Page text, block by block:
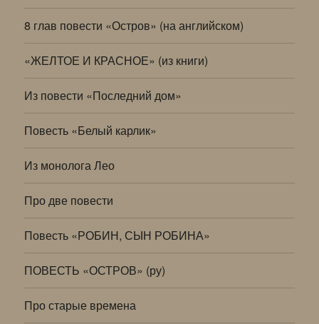
8 глав повести «Остров» (на английском)
«ЖЕЛТОЕ И КРАСНОЕ» (из книги)
Из повести «Последний дом»
Повесть «Белый карлик»
Из монолога Лео
Про две повести
Повесть «РОБИН, СЫН РОБИНА»
ПОВЕСТЬ «ОСТРОВ» (ру)
Про старые времена